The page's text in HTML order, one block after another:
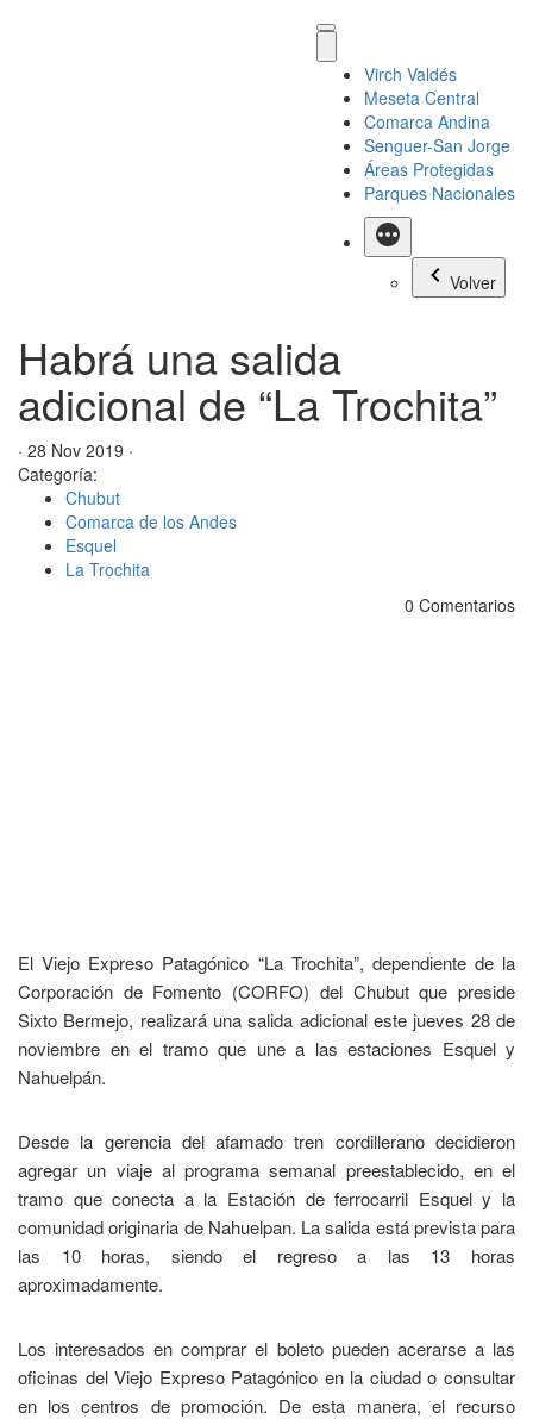
Virch Valdés
Meseta Central
Comarca Andina
Senguer-San Jorge
Áreas Protegidas
Parques Nacionales
Más
Volver
Habrá una salida
adicional de “La Trochita”
· 28 Nov 2019 ·
Categoría:
Chubut
Comarca de los Andes
Esquel
La Trochita
0 Comentarios
El Viejo Expreso Patagónico “La Trochita”, dependiente de la
Corporación de Fomento (CORFO) del Chubut que preside
Sixto Bermejo, realizará una salida adicional este jueves 28 de
noviembre en el tramo que une a las estaciones Esquel y
Nahuelpán.
Desde la gerencia del afamado tren cordillerano decidieron
agregar un viaje al programa semanal preestablecido, en el
tramo que conecta a la Estación de ferrocarril Esquel y la
comunidad originaria de Nahuelpan. La salida está prevista para
las 10 horas, siendo el regreso a las 13 horas
aproximadamente.
Los interesados en comprar el boleto pueden acerarse a las
oficinas del Viejo Expreso Patagónico en la ciudad o consultar
en los centros de promoción. De esta manera, el recurso